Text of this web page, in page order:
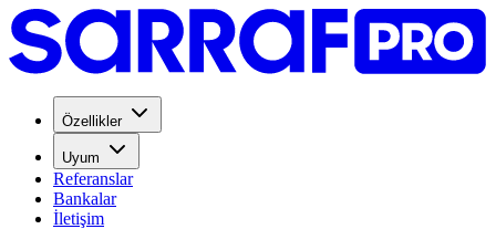
Özellikler
Uyum
Referanslar
Bankalar
İletişim